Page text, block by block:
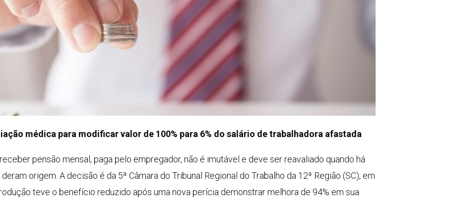
médica para modificar valor de 100% para 6% do salário de trabalhadora afastada
pensão mensal, paga pelo empregador, não é imutável e deve ser reavaliado quando há
origem. A decisão é da 5ª Câmara do Tribunal Regional do Trabalho da 12ª Região (SC), em
teve o benefício reduzido após uma nova perícia demonstrar melhora de 94% em sua